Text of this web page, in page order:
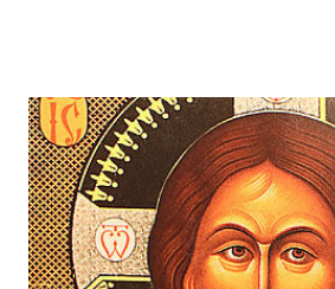
que iba a hacer. 7 Felipe le
denarios de pan no bastan ni para que
poco. 8 Uno de sus discípulos,
Simón Pedro, le dijo: 9 —Aquí hay un
cinco panes de cebada y do...